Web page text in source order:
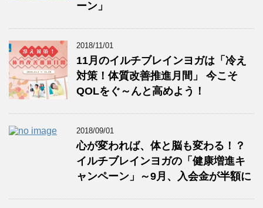
ーン」
2018/11/01
11月のイルチブレインヨガは「冷え
対策！体質改善推進月間」 今こそ
QOLをぐ～んと高めよう！
2018/09/01
心が変われば、体と脳も変わる！？
イルチブレインヨガの「健康増進キ
ャンペーン」～9月、入会金が半額に